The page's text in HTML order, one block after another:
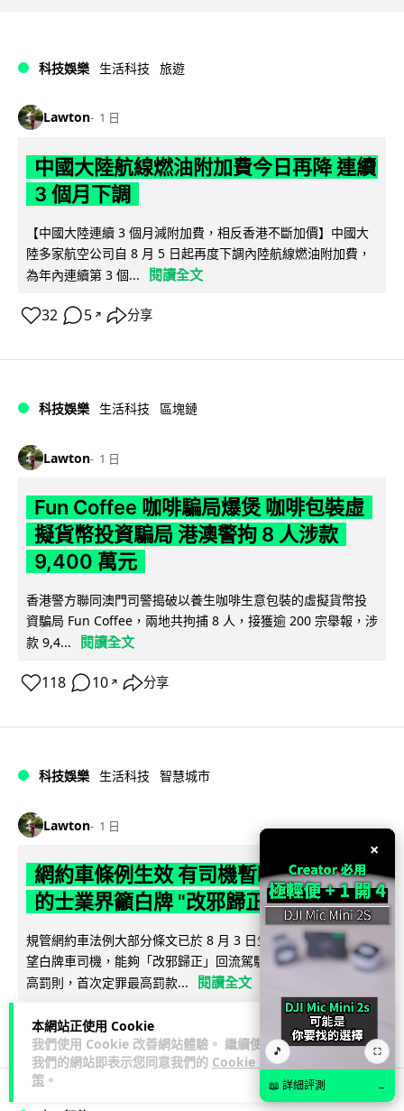
本網站正使用 Cookie
我們使用 Cookie 改善網站體驗。 繼續使用
我們的網站即表示您同意我們的 Cookie 政
策 。
科技娛樂 生活科技 旅遊
Lawton 1 日
中國大陸航線燃油附加費今日再降 連續
3 個月下調
【中國大陸連續 3 個月減附加費，相反香港不斷加價】中國大
陸多家航空公司自 8 月 5 日起再度下調內陸航線燃油附加費，
為年內連續第 3 個...
閱讀全文
32 5 ↗ 分享
科技娛樂 生活科技 區塊鏈
Lawton 1 日
Fun Coffee 咖啡騙局爆煲 咖啡包裝虛
擬貨幣投資騙局 港澳警拘 8 人涉款
9,400 萬元
香港警方聯同澳門司警搗破以養生咖啡生意包裝的虛擬貨幣投
資騙局 Fun Coffee，兩地共拘捕 8 人，接獲逾 200 宗舉報，涉
款 9,4...
閱讀全文
118 10 ↗ 分享
科技娛樂 生活科技 智慧城市
Lawton 1 日
網約車條例生效 有司機暫時停工避風頭
的士業界籲白牌 "改邪歸正"
規管網約車法例大部分條文已於 8 月 3 日生效，的士業界就期
望白牌車司機，能夠「改邪歸正」回流駕駛的士。新例大幅提
高罰則，首次定罪最高罰款...
閱讀全文
205 146↗ 分享
×
🎵 ⛶
📖 詳細評測 →